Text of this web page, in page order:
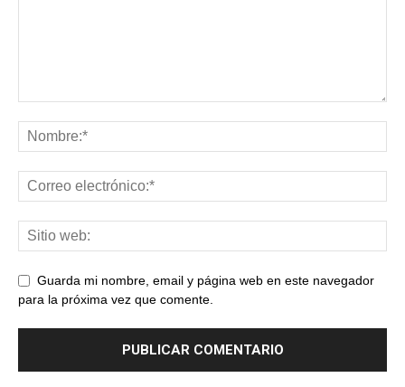
Guarda mi nombre, email y página web en este navegador
para la próxima vez que comente.